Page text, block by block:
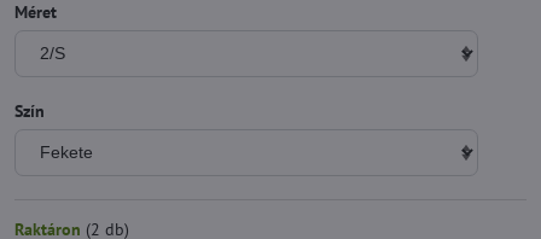
Méret
Szín
Raktáron (2 db)